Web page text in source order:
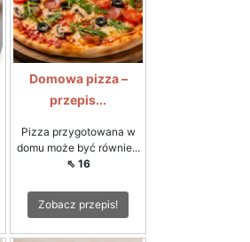
Domowa pizza –
przepis...
Pizza przygotowana w
domu może być równie...
⇖ 16
Zobacz przepis!